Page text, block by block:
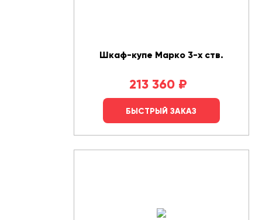
Шкаф-купе Марко 3-х ств.
213 360 ₽
БЫСТРЫЙ ЗАКАЗ